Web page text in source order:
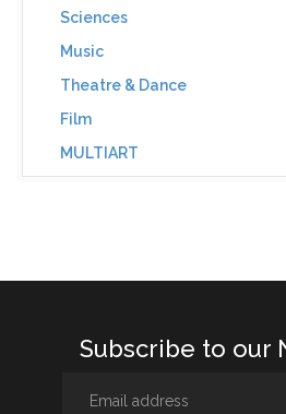
Sciences
Music
Theatre & Dance
Film
MULTIART
Subscribe to our